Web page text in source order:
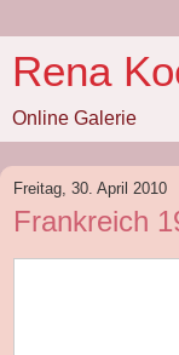
Rena
Online Galerie
Freitag, 30. April 2010
Frankreich